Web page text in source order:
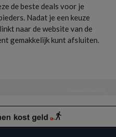
de beste deals voor je
Nadat je een keuze
naar de website van de
gemakkelijk kunt afsluiten.